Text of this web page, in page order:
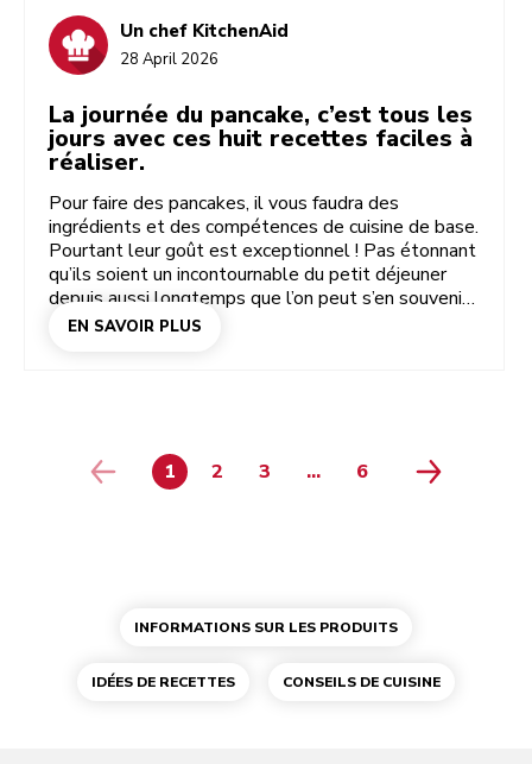
Un chef KitchenAid
28 April 2026
La journée du pancake, c’est tous les
jours avec ces huit recettes faciles à
réaliser.
Pour faire des pancakes, il vous faudra des
ingrédients et des compétences de cuisine de base.
Pourtant leur goût est exceptionnel ! Pas étonnant
qu’ils soient un incontournable du petit déjeuner
depuis aussi longtemps que l’on peut s’en souvenir.
Vous avez envie de pancakes moelleux à
temps. Munissez-vous de votre blender KitchenAid
ou de votre mixeur plongeant pour préparer
EN SAVOIR PLUS
PAGE
1 PAGE
2 PAGE
3 page 4
page 5
... PAGE
6
INFORMATIONS SUR LES PRODUITS
IDÉES DE RECETTES CONSEILS DE CUISINE